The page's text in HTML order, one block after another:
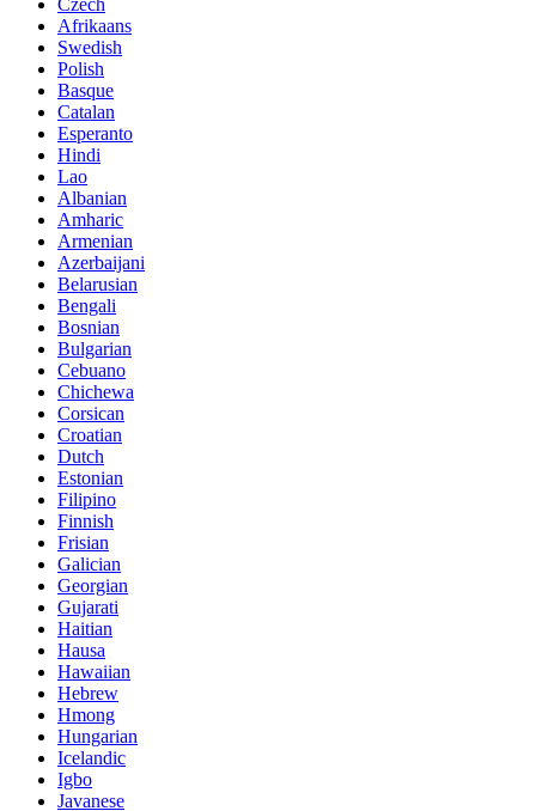
Afrikaans
Swedish
Polish
Basque
Catalan
Esperanto
Hindi
Lao
Albanian
Amharic
Armenian
Azerbaijani
Belarusian
Bengali
Bosnian
Bulgarian
Cebuano
Chichewa
Corsican
Croatian
Dutch
Estonian
Filipino
Finnish
Frisian
Galician
Georgian
Gujarati
Haitian
Hausa
Hawaiian
Hebrew
Hmong
Hungarian
Icelandic
Igbo
Javanese